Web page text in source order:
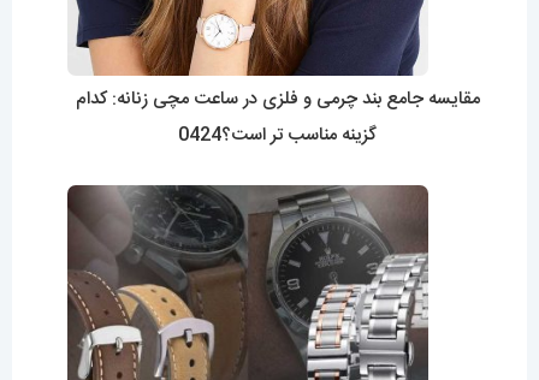
مقایسه جامع بند چرمی و فلزی در ساعت مچی زنانه: کدام
گزینه مناسب تر است؟0424